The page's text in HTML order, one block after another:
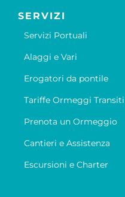
SERVIZI
Servizi Portuali
Alaggi e Vari
Erogatori da pontile
Tariffe Ormeggi Transiti
Prenota un Ormeggio
Cantieri e Assistenza
Escursioni e Charter